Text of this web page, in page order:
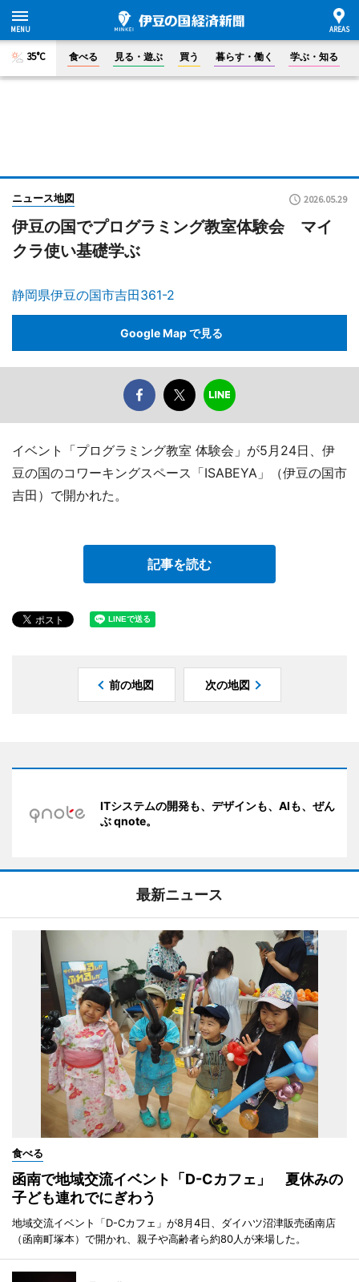
35°C 食べる 見る・遊ぶ 買う 暮らす・働く 学ぶ・知る
ニュース地図 2026.05.29
伊豆の国でプログラミング教室体験会 マイ
クラ使い基礎学ぶ
静岡県伊豆の国市吉田361-2
Google Map で見る
イベント「プログラミング教室 体験会」が5月24日、伊
豆の国のコワーキングスペース「ISABEYA」（伊豆の国市
吉田）で開かれた。
記事を読む
前の地図 次の地図
ITシステムの開発も、デザインも、AIも、ぜん
ぶ qnote。
最新ニュース
食べる
函南で地域交流イベント「D-Cカフェ」 夏休みの
子ども連れでにぎわう
地域交流イベント「D-Cカフェ」が8月4日、ダイハツ沼津販売函南店
（函南町塚本）で開かれ、親子や高齢者ら約80人が来場した。